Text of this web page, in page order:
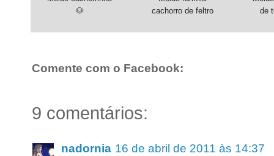
🐶
cachorro de feltro
de
Comente com o Facebook:
9 comentários:
nadornia 16 de abril de 2011 às 14:37